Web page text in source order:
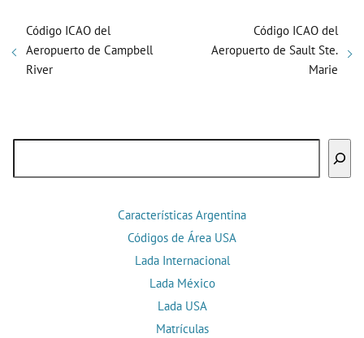
Código ICAO del
Aeropuerto de Campbell
River
Código ICAO del
Aeropuerto de Sault Ste.
Marie
Características Argentina
Códigos de Área USA
Lada Internacional
Lada México
Lada USA
Matrículas